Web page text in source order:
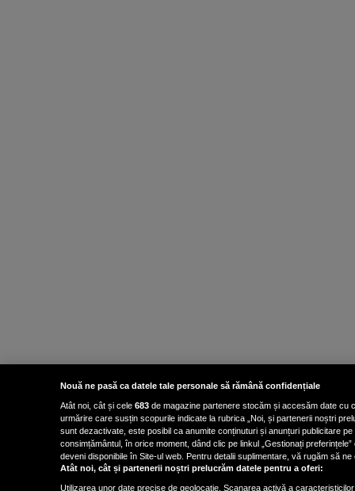
Nouă ne pasă ca datele tale personale să rămână confidențiale
Atât noi, cât și cele 683 de magazine partenere stocăm și accesăm date cu
urmărire care susțin scopurile indicate la rubrica „Noi, și partenerii noștri
sunt dezactivate, este posibil ca anumite conținuturi și anunțuri publicitare
consimțământul, în orice moment, dând clic pe linkul „Gestionați
deveni disponibile în Site-ul web. Pentru detalii suplimentare, vă rugăm să
Atât noi, cât și partenerii noștri prelucrăm datele pentru a oferi:
Utilizarea unor date precise de geolocație. Scanarea activă a